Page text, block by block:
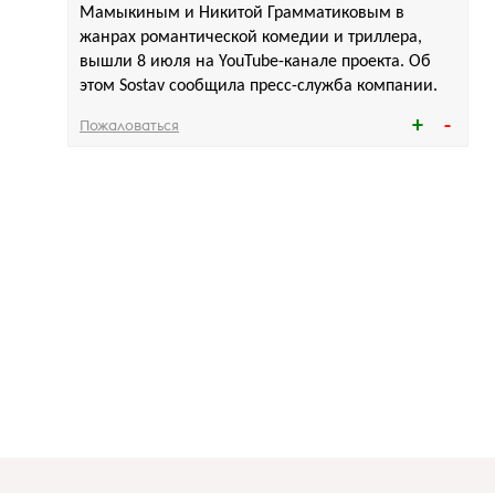
Мамыкиным и Никитой Грамматиковым в
жанрах романтической комедии и триллера,
вышли 8 июля на YouTube-канале проекта. Об
этом Sostav сообщила пресс-служба компании.
Пожаловаться